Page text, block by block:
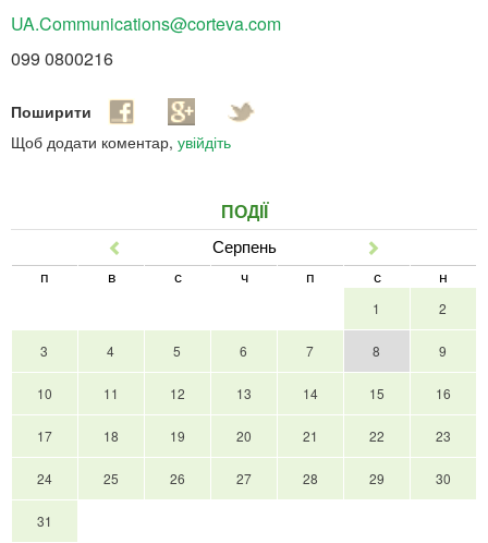
UA.Communications@corteva.com
099 0800216
Поширити
Щоб додати коментар, увійдіть
ПОДІЇ
Серпень
п в с ч п с н
1 2
3 4 5 6 7 8 9
10 11 12 13 14 15 16
17 18 19 20 21 22 23
24 25 26 27 28 29 30
31